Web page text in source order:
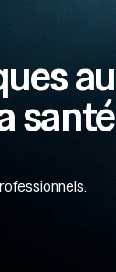
au
santé